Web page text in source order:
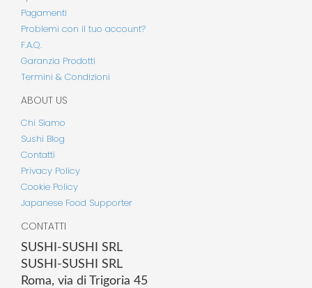
Pagamenti
Problemi con il tuo account?
F.A.Q.
Garanzia Prodotti
Termini & Condizioni
ABOUT US
Chi Siamo
Sushi Blog
Contatti
Privacy Policy
Cookie Policy
Japanese Food Supporter
CONTATTI
SUSHI-SUSHI SRL
SUSHI-SUSHI SRL
Roma, via di Trigoria 45